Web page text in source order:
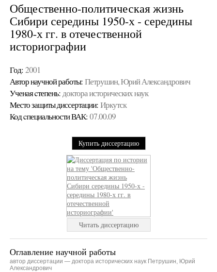
Общественно-политическая жизнь
Сибири середины 1950-х - середины
1980-х гг. в отечественной
историографии
Год: 2001
Автор научной работы: Петрушин, Юрий Александрович
Ученая cтепень: доктора исторических наук
Место защиты диссертации: Иркутск
Код cпециальности ВАК: 07.00.09
Купить диссертацию
Читать диссертацию
Оглавление научной работы
автор диссертации — доктора исторических наук Петрушин, Юрий
Александрович